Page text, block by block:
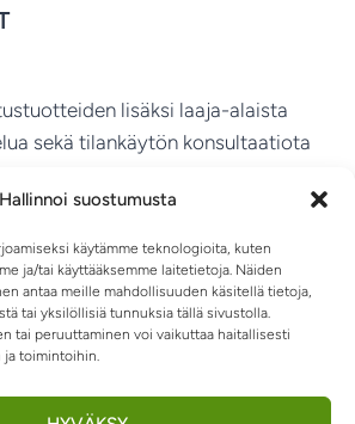
Hallinnoi suostumusta
käytämme teknologioita, kuten
ja/tai käyttääksemme laitetietoja. Näiden
antaa meille mahdollisuuden käsitellä tietoja,
tai yksilöllisiä tunnuksia tällä sivustolla.
tai peruuttaminen voi vaikuttaa haitallisesti
toimintoihin.
lisäksi laaja-alaista
sekä tilankäytön konsultaatiota
KY
RIIPPUMATOT JA -TUOLIT